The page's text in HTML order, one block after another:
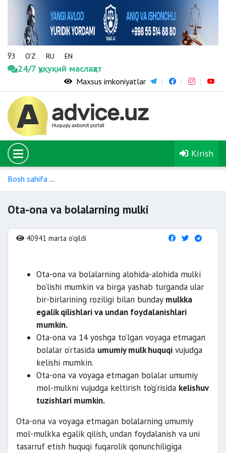
ЎЗ O‘Z RU EN
24/7 ҳуқуқий маслаҳат
Maxsus imkoniyatlar
Kirish
Bosh sahifa
Ota-ona va bolalarning mulki
40941 marta o'qildi
Ota-ona va bolalarning alohida-alohida mulki
bo‘lishi mumkin va birga yashab turganda ular
bir-birlarining roziligi bilan bunday mulkka
egalik qilishlari va undan foydalanishlari
mumkin.
Ota-ona va 14 yoshga to‘lgan voyaga etmagan
bolalar o‘rtasida umumiy mulk huquqi vujudga
kelishi mumkin.
Ota-ona va voyaga etmagan bolalar umumiy
mol-mulkni vujudga keltirish to‘g‘risida kelishuv
tuzishlari mumkin.
Ota-ona va voyaga etmagan bolalarning umumiy
mol-mulkka egalik qilish, undan foydalanish va uni
tasarruf etish huquqi fuqarolik qonunchiligiga